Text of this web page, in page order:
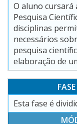
O aluno cursará
Pesquisa
disciplinas
necessários
pesquisa
elaboração de
Esta fase é